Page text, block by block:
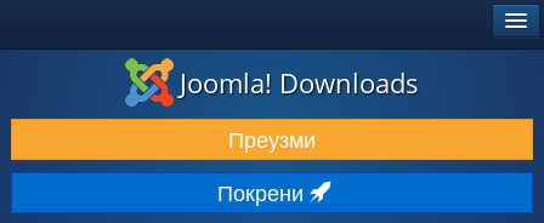
ПРЕУЗИМАЊЕ И ПРОШИРЕЊА (ЕКСТЕНЗИЈЕ)
ОТКРИЈТЕ И НАУЧИТЕ
ЗАЈЕДНИЦА И ПОДРШКА
Joomla! Downloads
Преузми
Покрени